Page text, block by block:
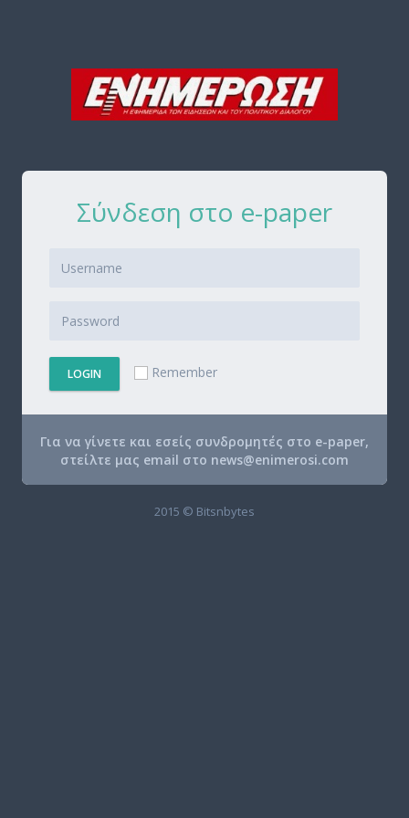
Σύνδεση στο e-paper
LOGIN Remember
Για να γίνετε και εσείς συνδρομητές στο e-paper,
στείλτε μας email στο news@enimerosi.com
2015 © Bitsnbytes